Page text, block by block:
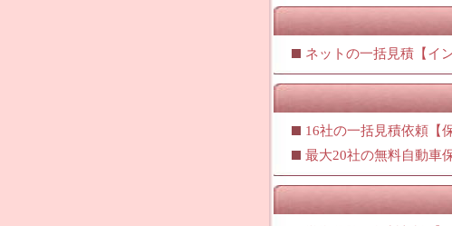
ネットの一括見積【イ
16社の一括見積依頼【
最大20社の無料自動車